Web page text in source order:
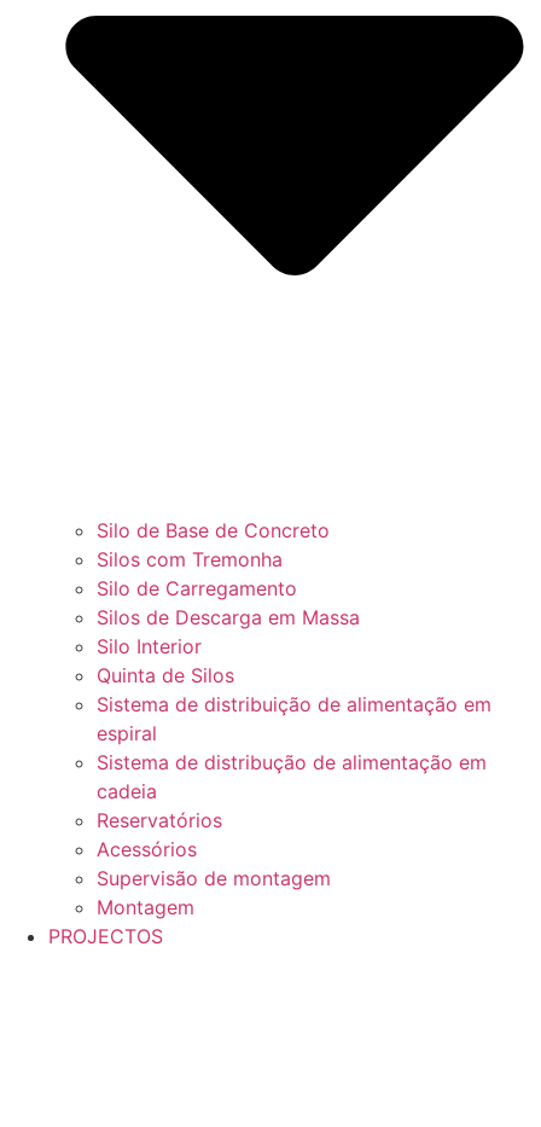
Silo de Base de Concreto
Silos com Tremonha
Silo de Carregamento
Silos de Descarga em Massa
Silo Interior
Quinta de Silos
Sistema de distribuição de alimentação em
espiral
Sistema de distribução de alimentação em
cadeia
Reservatórios
Acessórios
Supervisão de montagem
Montagem
PROJECTOS